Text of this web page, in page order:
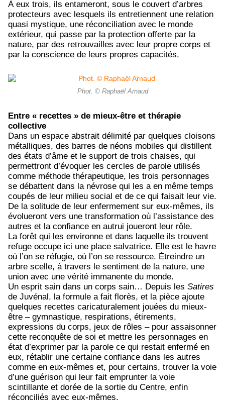
À eux trois, ils entameront, sous le couvert d’arbres
protecteurs avec lesquels ils entretiennent une relation
quasi mystique, une réconciliation avec le monde
extérieur, qui passe par la protection offerte par la
nature, par des retrouvailles avec leur propre corps et
par la conscience de leurs propres capacités.
Phot. © Raphaël Arnaud
Entre « recettes » de mieux-être et thérapie
collective
Dans un espace abstrait délimité par quelques cloisons
métalliques, des barres de néons mobiles qui distillent
des états d’âme et le support de trois chaises, qui
permettront d’évoquer les cercles de parole utilisés
comme méthode thérapeutique, les trois personnages
se débattent dans la névrose qui les a en même temps
coupés de leur milieu social et de ce qui faisait leur vie.
De la solitude de leur enfermement sur eux-mêmes, ils
évolueront vers une transformation où l’assistance des
autres et la confiance en autrui joueront leur rôle.
La forêt qui les environne et dans laquelle ils trouvent
refuge occupe ici une place salvatrice. Elle est le havre
où l’on se réfugie, où l’on se ressource. Étreindre un
arbre scelle, à travers le sentiment de la nature, une
union avec une vérité immanente du monde.
Un esprit sain dans un corps sain… Depuis les Satires
de Juvénal, la formule a fait florès, et la pièce ajoute
quelques recettes caricaturalement jouées du mieux-
être – gymnastique, respirations, étirements,
expressions du corps, jeux de rôles – pour assaisonner
cette reconquête de soi et mettre les personnages en
état d’exprimer par la parole ce qui restait enfermé en
eux, rétablir une certaine confiance dans les autres
comme en eux-mêmes et, pour certains, trouver la voie
d’une guérison qui leur fait emprunter la voie
scintillante et dorée de la sortie du Centre, enfin
réconciliés avec eux-mêmes.